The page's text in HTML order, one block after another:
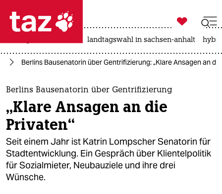
 taz zahl ich
taz zahl ich
themen
politik
öko
gesellschaft
kultur

taz zahl ich
landtagswahl in sachsen-anhalt
Berlins Bausenatorin über Gentrifizierung: „Klare Ansagen an
Berlins Bausenatorin über Gentrifizierung
„Klare Ansagen an die
Privaten“
Seit einem Jahr ist Katrin Lompscher Senatorin für
Stadtentwicklung. Ein Gespräch über Klientelpolitik
für Sozialmieter, Neubauziele und ihre drei
Wünsche.